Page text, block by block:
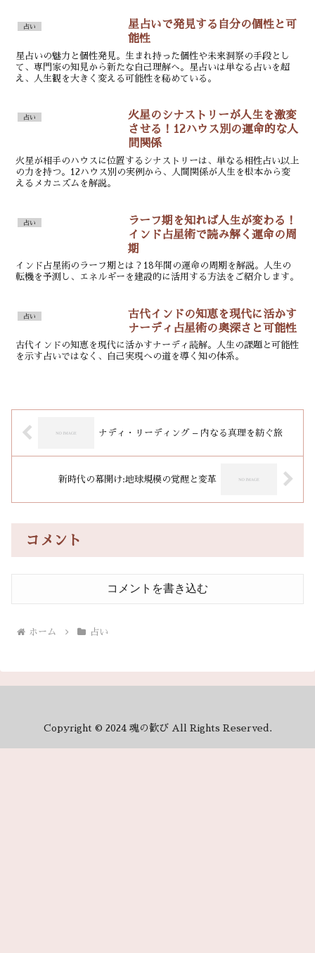
占い
星占いで発見する自分の個性と可
能性
星占いの魅力と個性発見。生まれ持った個性や未来洞察の手段とし
て、専門家の知見から新たな自己理解へ。星占いは単なる占いを超
え、人生観を大きく変える可能性を秘めている。
占い
火星のシナストリーが人生を激変
させる！12ハウス別の運命的な人
間関係
火星が相手のハウスに位置するシナストリーは、単なる相性占い以上
の力を持つ。12ハウス別の実例から、人間関係が人生を根本から変
えるメカニズムを解説。
占い
ラーフ期を知れば人生が変わる！
インド占星術で読み解く運命の周
期
インド占星術のラーフ期とは？18年間の運命の周期を解説。人生の
転機を予測し、エネルギーを建設的に活用する方法をご紹介します。
占い
古代インドの知恵を現代に活かす
ナーディ占星術の奥深さと可能性
古代インドの知恵を現代に活かすナーディ読解。人生の課題と可能性
を示す占いではなく、自己実現への道を導く知の体系。
ナディ・リーディング – 内なる真理を紡ぐ旅
新時代の幕開け:地球規模の覚醒と変革
コメント
コメントを書き込む
ホーム 占い
Copyright © 2024 魂の歓び All Rights Reserved.